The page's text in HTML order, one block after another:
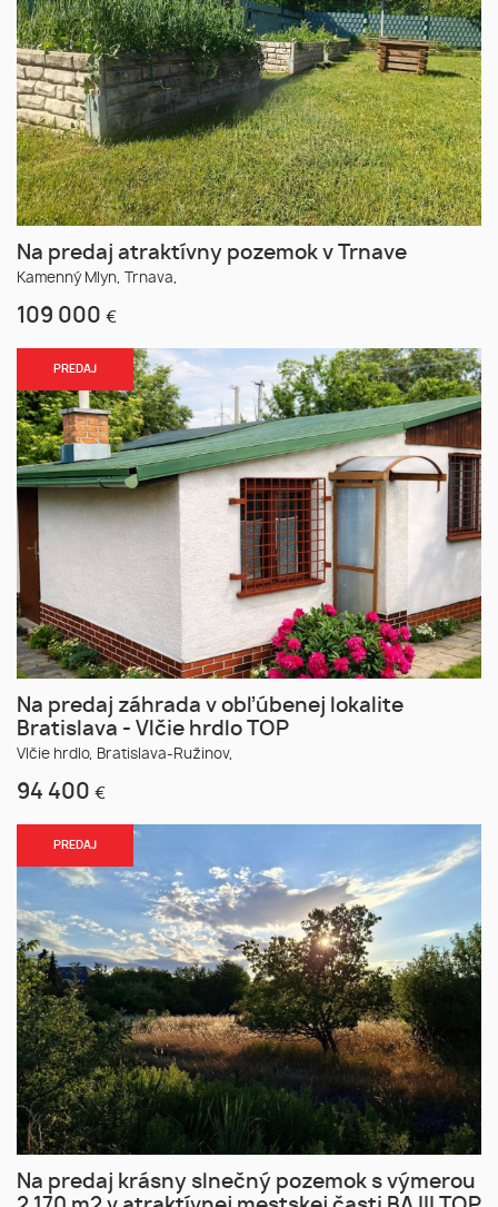
Na predaj atraktívny pozemok v Trnave
Kamenný Mlyn, Trnava,
109 000 €
PREDAJ
Na predaj záhrada v obľúbenej lokalite
Bratislava - Vlčie hrdlo TOP
Vlčie hrdlo, Bratislava-Ružinov,
94 400 €
PREDAJ
Na predaj krásny slnečný pozemok s výmerou